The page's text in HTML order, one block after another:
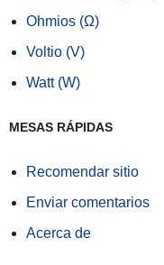
Ohmios (Ω)
Voltio (V)
Watt (W)
MESAS RÁPIDAS
Recomendar sitio
Enviar comentarios
Acerca de